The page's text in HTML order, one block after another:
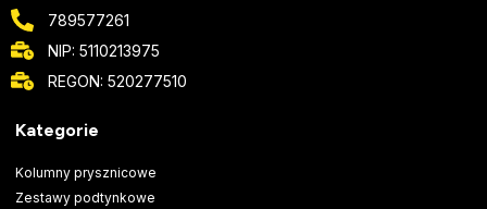
789577261
NIP: 5110213975
REGON: 520277510
Kategorie
Kolumny prysznicowe
Zestawy podtynkowe